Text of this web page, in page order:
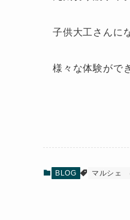
子供大工さんに
様々な体験がで
BLOG マルシェ